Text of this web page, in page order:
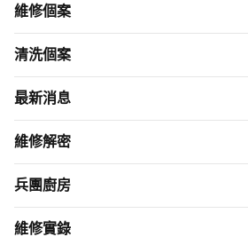
維修個案
清洗個案
最新消息
維修解密
兵團廚房
維修實錄